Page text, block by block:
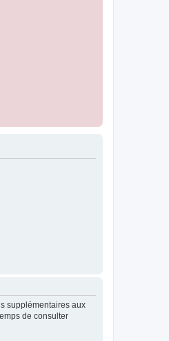
supplémentaires aux
de consulter